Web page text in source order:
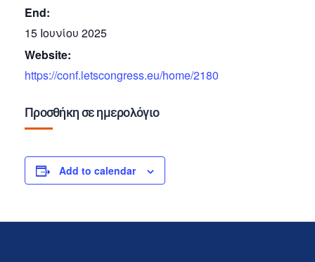
End:
15 Ιουνίου 2025
Website:
https://conf.letscongress.eu/home/2180
Προσθήκη σε ημερολόγιο
Add to calendar